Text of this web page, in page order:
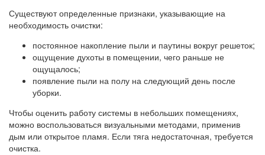
Существуют определенные признаки, указывающие на
необходимость очистки:
постоянное накопление пыли и паутины вокруг решеток;
ощущение духоты в помещении, чего раньше не
ощущалось;
появление пыли на полу на следующий день после
уборки.
Чтобы оценить работу системы в небольших помещениях,
можно воспользоваться визуальными методами, применив
дым или открытое пламя. Если тяга недостаточная, требуется
очистка.